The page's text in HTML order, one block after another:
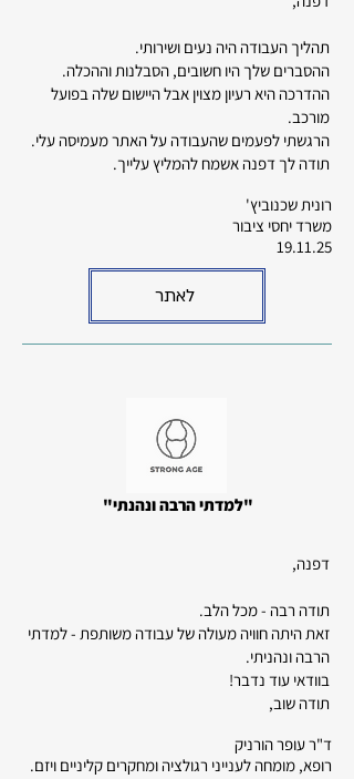
תהליך העבודה היה נעים ושירותי.
ההסברים שלך היו חשובים, הסבלנות וההכלה.
ההדרכה היא רעיון מצוין אבל היישום שלה בפועל
מורכב.
הרגשתי לפעמים שהעבודה על האתר מעמיסה עלי.
תודה לך דפנה אשמח להמליץ עלייך.
רונית שכנוביץ'
משרד יחסי ציבור
19.11.25
לאתר
"למדתי הרבה ונהנתי"
דפנה,
תודה רבה - מכל הלב.
זאת היתה חוויה מעולה של עבודה משותפת - למדתי
הרבה ונהניתי.
בוודאי עוד נדבר!
תודה שוב,
ד"ר עופר הורניק
רופא, מומחה לענייני רגולציה ומחקרים קליניים ויזם.